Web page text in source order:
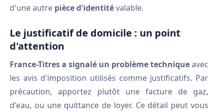
d'une autre pièce d'identitévalable.
Le justificatif de domicile : un point
d'attention
France-Titres a signalé un problème techniqueavec
les avis d'imposition utilisés comme justificatifs. Par
précaution, apportez plutôt une facture de gaz,
d'eau, ou une quittance de loyer. Ce détail peut vous